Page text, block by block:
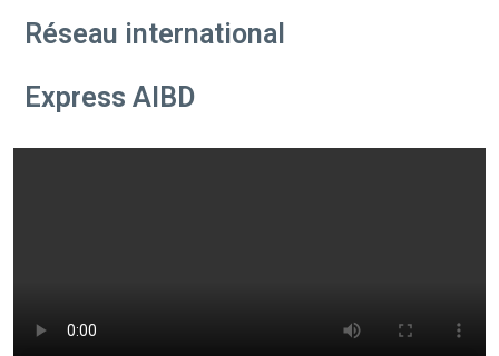
Réseau international
Express AIBD